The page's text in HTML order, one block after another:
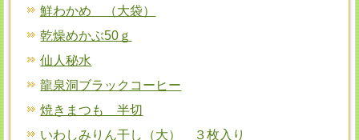
鮮わかめ （大袋）
乾燥めかぶ50ｇ
仙人秘水
龍泉洞ブラックコーヒー
焼きまつも 半切
いわしみりん干し（大） ３枚入り